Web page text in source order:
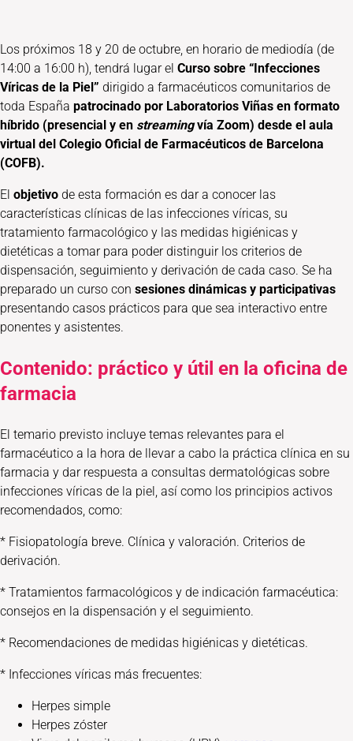
Los próximos 18 y 20 de octubre, en horario de mediodía (de
14:00 a 16:00 h), tendrá lugar el Curso sobre “Infecciones
Víricas de la Piel” dirigido a farmacéuticos comunitarios de
toda España patrocinado por Laboratorios Viñas en formato
híbrido (presencial y en streamingvía Zoom) desde el aula
virtual del Colegio Oficial de Farmacéuticos de Barcelona
(COFB).
El objetivo de esta formación es dar a conocer las
características clínicas de las infecciones víricas, su
tratamiento farmacológico y las medidas higiénicas y
dietéticas a tomar para poder distinguir los criterios de
dispensación, seguimiento y derivación de cada caso. Se ha
preparado un curso con sesiones dinámicas y participativas
presentando casos prácticos para que sea interactivo entre
ponentes y asistentes.
Contenido: práctico y útil en la oficina de
farmacia
El temario previsto incluye temas relevantes para el
farmacéutico a la hora de llevar a cabo la práctica clínica en su
farmacia y dar respuesta a consultas dermatológicas sobre
infecciones víricas de la piel, así como los principios activos
recomendados, como:
* Fisiopatología breve. Clínica y valoración. Criterios de
derivación.
* Tratamientos farmacológicos y de indicación farmacéutica:
consejos en la dispensación y el seguimiento.
* Recomendaciones de medidas higiénicas y dietéticas.
* Infecciones víricas más frecuentes:
Herpes simple
Herpes zóster